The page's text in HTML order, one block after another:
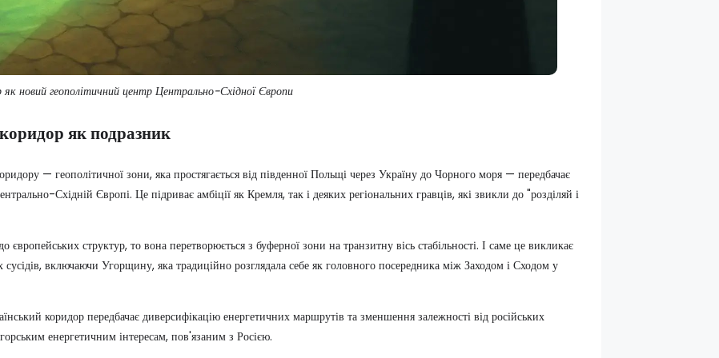
як новий геополітичний центр Центрально-Східної Європи
як подразник
— геополітичної зони, яка простягається від південної Польщі через Україну до Чорного моря — передбачає
Східній Європі. Це підриває амбіції як Кремля, так і деяких регіональних гравців, які звикли до "розділяй і
європейських структур, то вона перетворюється з буферної зони на транзитну вісь стабільності. І саме це викликає
включаючи Угорщину, яка традиційно розглядала себе як головного посередника між Заходом і Сходом у
коридор передбачає диверсифікацію енергетичних маршрутів та зменшення залежності від російських
енергетичним інтересам, пов'язаним з Росією.